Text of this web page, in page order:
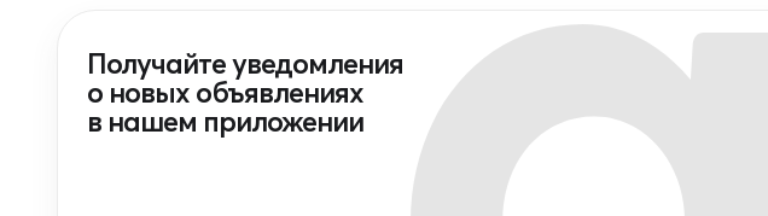
Получайте уведомления
о новых объявлениях
в нашем приложении